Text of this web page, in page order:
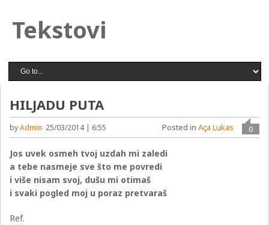
Tekstovi
HILJADU PUTA
byAdmin 25/03/2014 | 6:55 0
Posted in Aça Lukas
Jos uvek osmeh tvoj uzdah mi zaledi
a tebe nasmeje sve što me povredi
i više nisam svoj, dušu mi otimaš
i svaki pogled moj u poraz pretvaraš
Ref.